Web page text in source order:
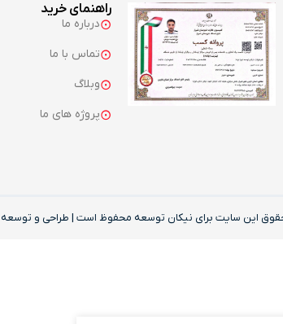
راهنمای خرید
درباره ما
تماس با ما
وبلاگ
پروژه های ما
این‌ سایت برای نیکان توسعه محفوظ است | طراحی و توسعه